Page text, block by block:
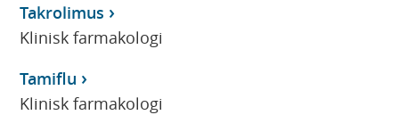
Takrolimus
Klinisk farmakologi
Tamiflu
Klinisk farmakologi